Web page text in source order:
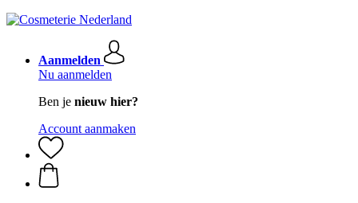
Aanmelden
Nu aanmelden
Ben je nieuw hier?
Account aanmaken